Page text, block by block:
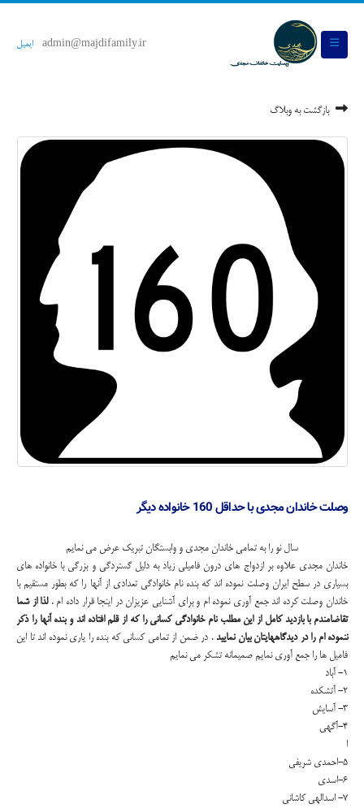
admin@majdifamily.ir ایمیل
بازگشت به وبلاگ
وصلت خاندان مجدی با حداقل 160 خانواده دیگر
سال نو را به تمامی خاندان مجدی و وابستگان تبریک عرض می نمایم
خاندان مجدی علاوه بر ازدواج های درون فامیلی زیاد به دلیل گستردگی و بزرگی با خانواده های
بسیاری در سطح ایران وصلت نموده اند که بنده نام خانوادگی تعدادی از آنها را که بطور مستقیم با
خاندان وصلت کرده اند جمع آوری نموده ام و برای آشنایی عزیزان در اینجا قرار داده ام .لذا از شما
تقاضامندم با بازدید کامل از این مطلب نام خانوادگی کسانی را که از قلم افتاده اند و بنده آنها را ذکر
ننموده ام را در دیدگاههایتان بیان نمایید . در ضمن از تمامی کسانی که بنده را یاری نموده اند تا این
فامیل ها را جمع آوری نمایم صمیمانه تشکر می نمایم
۱- آباد
۲- آتشکده
۳- آسایش
۴-آگهی
ا
۵-احمدی شریفی
۶-اسدی
۷- اسدالهی کاشانی